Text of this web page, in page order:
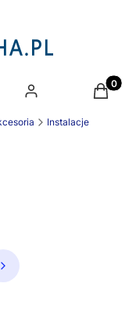
Instalacje